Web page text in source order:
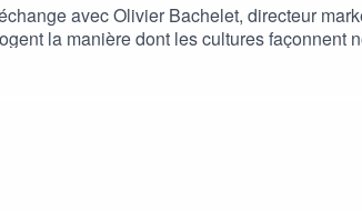
avec Olivier Bachelet, directeur
la manière dont les cultures façonnent
d'une représentation plus juste, de la
uniquement.---- Podcasts by Nez, le
sur les plates-formes habituelles (Spotify,